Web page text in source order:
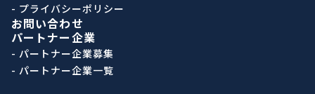
- プライバシーポリシー
お問い合わせ
パートナー企業
- パートナー企業募集
- パートナー企業一覧